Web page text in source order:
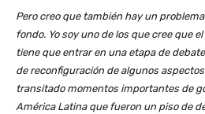
Pero creo que también hay un
fondo. Yo soy uno de los que cree que
tiene que entrar en una etapa de
de reconfiguración de algunos
transitado momentos importantes de
América Latina que fueron un piso de